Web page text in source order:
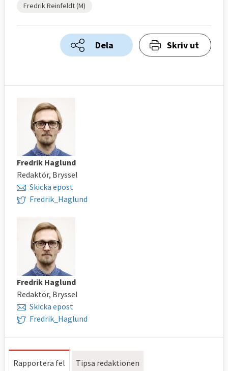
Fredrik Reinfeldt (M)
Dela Skriv ut
Fredrik Haglund
Redaktör, Bryssel
Skicka epost
Fredrik_Haglund
Fredrik Haglund
Redaktör, Bryssel
Skicka epost
Fredrik_Haglund
Rapportera fel Tipsa redaktionen